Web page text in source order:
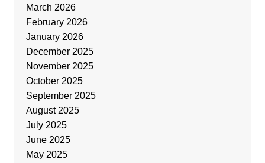
March 2026
February 2026
January 2026
December 2025
November 2025
October 2025
September 2025
August 2025
July 2025
June 2025
May 2025